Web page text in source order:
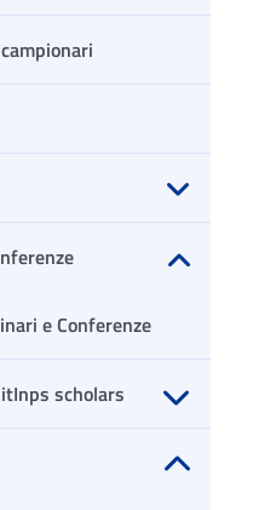
Apri sottomenu
sottomenu
e Conferenze
scholars
Apri sottomenu